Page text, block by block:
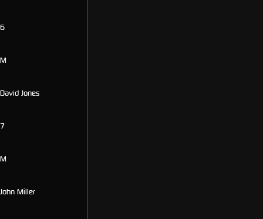
6
M
David Jones
7
M
John Miller